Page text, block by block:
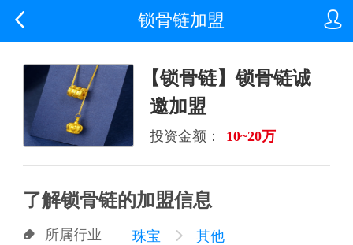

 锁骨链加盟
【锁骨链】锁骨链诚
邀加盟
投资金额： 10~20万
了解锁骨链的加盟信息
 所属行业 珠宝  其他